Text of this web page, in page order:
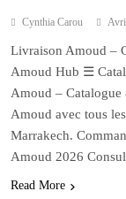
Cynthia Carou
Livraison Amoud –
Amoud Hub ☰
Amoud –
Amoud avec tous
Marrakech.
Amoud 2026
Read More